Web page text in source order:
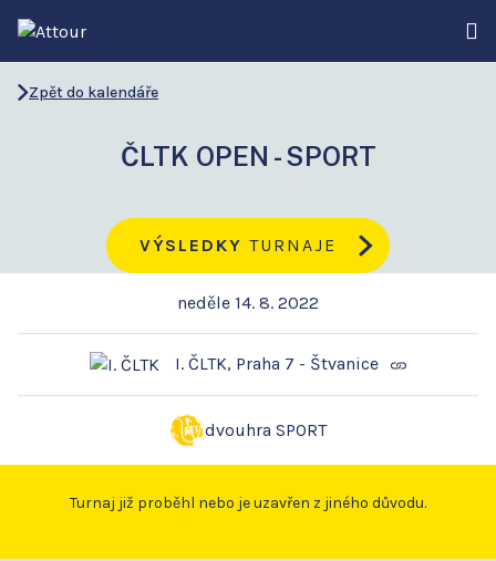
Zpět do kalendáře
ČLTK OPEN - SPORT
VÝSLEDKY TURNAJE
neděle 14. 8. 2022
I. ČLTK, Praha 7 - Štvanice
dvouhra SPORT
Turnaj již proběhl nebo je uzavřen z jiného důvodu.